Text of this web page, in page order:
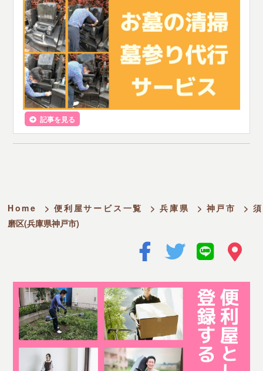
記事を見る
Home > 便利屋サービス一覧 > 兵庫県 > 神戸市 > 須
磨区(兵庫県神戸市)